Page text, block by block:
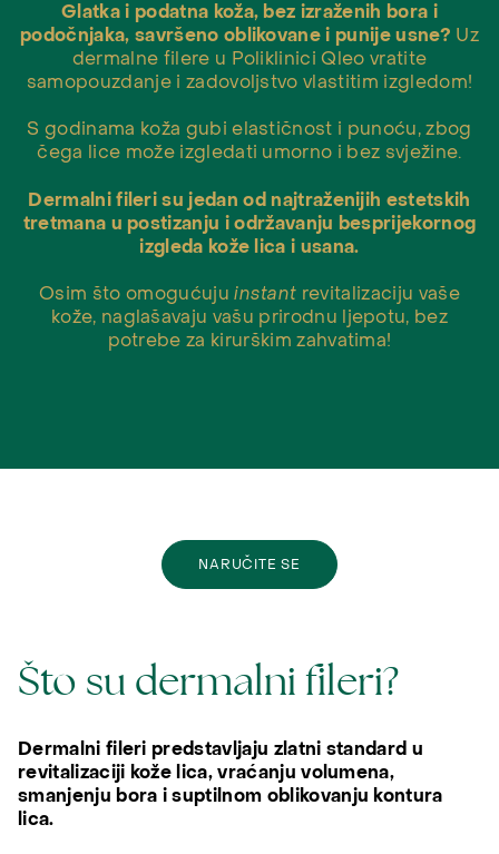
Glatka i podatna koža, bez izraženih bora i
podočnjaka, savršeno oblikovane i punije usne? Uz
dermalne filere u Poliklinici Qleo vratite
samopouzdanje i zadovoljstvo vlastitim izgledom!
S godinama koža gubi elastičnost i punoću, zbog
čega lice može izgledati umorno i bez svježine.
Dermalni fileri su jedan od najtraženijih estetskih
tretmana u postizanju i održavanju besprijekornog
izgleda kože lica i usana.
Osim što omogućujuinstant revitalizaciju vaše
kože, naglašavaju vašu prirodnu ljepotu, bez
potrebe za kirurškim zahvatima!
NARUČITE SE
Što su dermalni fileri?
Dermalni fileri predstavljaju zlatni standard u
revitalizaciji kože lica, vraćanju volumena,
smanjenju bora i suptilnom oblikovanju kontura
lica.